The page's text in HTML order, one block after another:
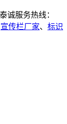
诚服务热线：
宣传栏厂家、 标识